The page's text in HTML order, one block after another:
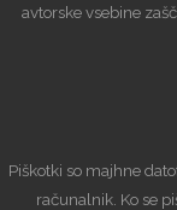
avtorske vsebine
Piškotki so majhne
računalnik. Ko se